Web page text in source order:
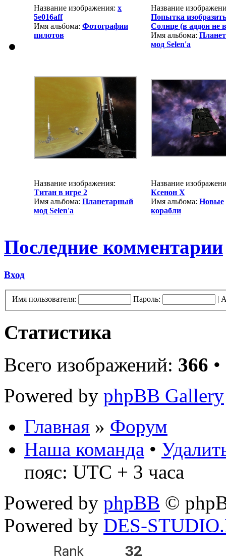
Название изображения: x
5e016aff
Имя альбома: Фотографии
пилотов
Название
Попытка изобразить
Солнце (в аддон не
Имя альбома:
мод Selen'a
Название изображения:
Титан в игре 2
Имя альбома: Планетарный
мод Selen'a
Название
Ксенон Х
Имя альбома: Новые
корабли
Последние комментарии
Вход
Имя пользователя: Пароль: |
Статистика
Всего изображений: 366
Powered by phpBB Gallery
Главная » Форум
Наша команда •
пояс: UTC + 3 часа
Powered by phpBB ©
Powered by DES-